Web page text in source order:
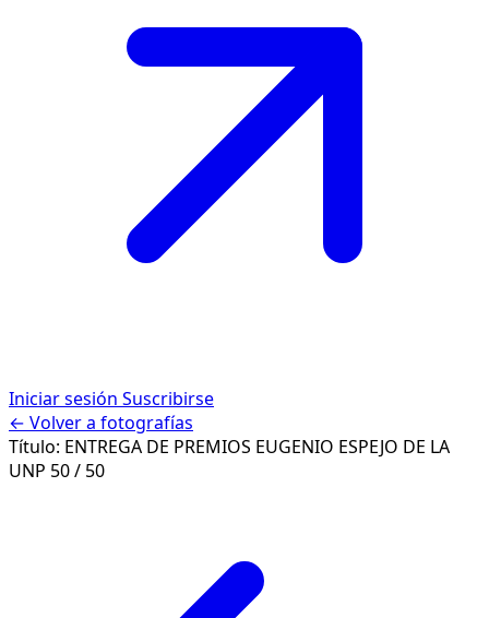
Iniciar sesión Suscribirse
← Volver a fotografías
Título: ENTREGA DE PREMIOS EUGENIO ESPEJO DE LA
UNP 50 / 50